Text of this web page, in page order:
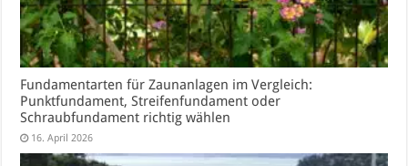
Fundamentarten für Zaunanlagen im Vergleich:
Punktfundament, Streifenfundament oder
Schraubfundament richtig wählen
16. April 2026